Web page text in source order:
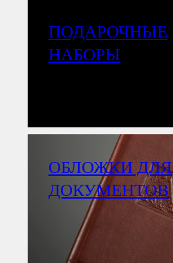
ПОДАРОЧНЫЕ
НАБОРЫ
ОБЛОЖКИ ДЛЯ
ДОКУМЕНТОВ